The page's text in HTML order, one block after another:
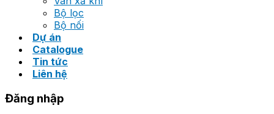
Bộ lọc
Bộ nối
Dự án
Catalogue
Tin tức
Liên hệ
Đăng nhập